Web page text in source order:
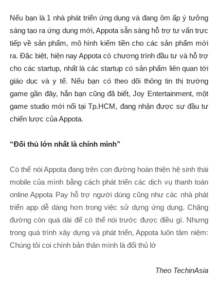
Nếu bạn là 1 nhà phát triển ứng dụng và đang ôm ấp ý tưởng
sáng tạo ra ứng dụng mới, Appota sẵn sàng hỗ trợ tư vấn trực
tiếp về sản phẩm, mô hình kiếm tiền cho các sản phẩm mới
ra. Đặc biệt, hiện nay Appota có chương trình đầu tư và hỗ trợ
cho các startup, nhất là các startup có sản phẩm liên quan tới
giáo dục và y tế. Nếu bạn có theo dõi thông tin thị trường
game gần đây, hẳn bạn cũng đã biết, Joy Entertainment, một
game studio mới nổi tại Tp.HCM, đang nhận được sự đầu tư
chiến lược của Appota.
“Đối thủ lớn nhất là chính mình”
Có thể nói Appota đang trên con đường hoàn thiện hệ sinh thái
mobile của mình bằng cách phát triển các dịch vụ thanh toán
online Appota Pay hỗ trợ người dùng cũng như các nhà phát
triển app dễ dàng hơn trong việc sử dựng ứng dụng. Chặng
đường còn quá dài để có thể nói trước được điều gì. Nhưng
trong quá trình xây dựng và phát triển, Appota luôn tâm niệm:
Chúng tôi coi chính bản thân mình là đối thủ lớ
Theo TechinAsia